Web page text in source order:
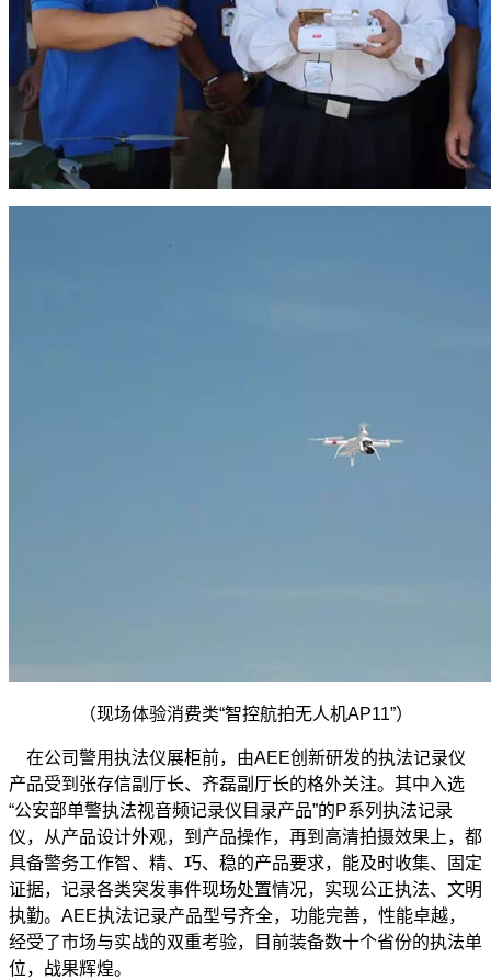
（现场体验消费类“智控航拍无人机AP11”）
在公司警用执法仪展柜前，由AEE创新研发的执法记录仪
产品受到张存信副厅长、齐磊副厅长的格外关注。其中入选
“公安部单警执法视音频记录仪目录产品”的P系列执法记录
仪，从产品设计外观，到产品操作，再到高清拍摄效果上，都
具备警务工作智、精、巧、稳的产品要求，能及时收集、固定
证据，记录各类突发事件现场处置情况，实现公正执法、文明
执勤。AEE执法记录产品型号齐全，功能完善，性能卓越，
经受了市场与实战的双重考验，目前装备数十个省份的执法单
位，战果辉煌。